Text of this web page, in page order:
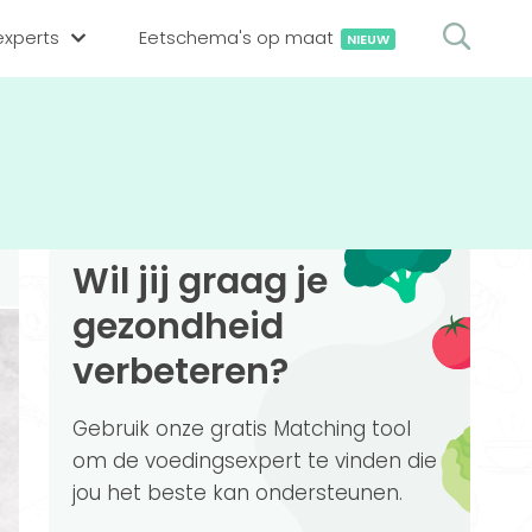
aanmelden
Eetschema's op maat NIEUW
Wil jij graag je
gezondheid
verbeteren?
Gebruik onze gratis Matching tool
om de voedingsexpert te vinden die
jou het beste kan ondersteunen.